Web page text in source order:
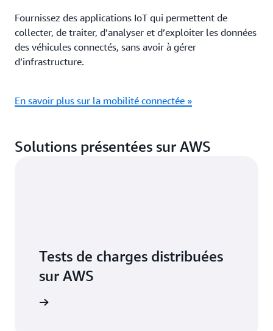
Fournissez des applications IoT qui permettent de
collecter, de traiter, d’analyser et d’exploiter les données
des véhicules connectés, sans avoir à gérer
d’infrastructure.
En savoir plus sur la mobilité connectée »
Solutions présentées sur AWS
Tests de charges distribuées
sur AWS